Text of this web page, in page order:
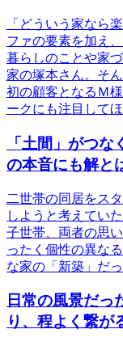
「どういう家なら
ファの要素を加え
暮らしのことや家
家の塚本さん。そ
初の顧客となるＭ
ークにも注目してほ
「土間」がつ
の本音にも解と
二世帯の同居をス
しようと考えてい
子世帯、両者の思
ったく個性の異な
な家の「新築」だっ
日常の風景だっ
り、程よく繋が